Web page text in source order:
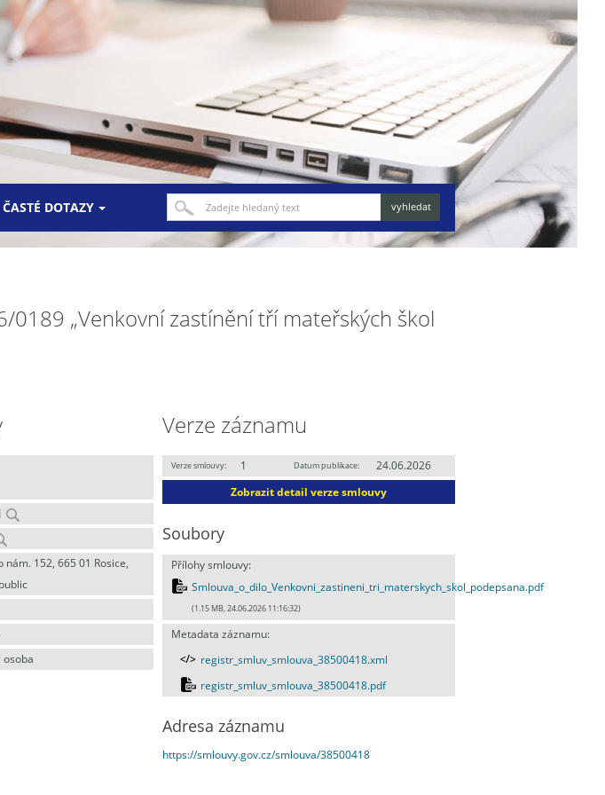
ČASTÉ DOTAZY
„Venkovní zastínění tří mateřských škol
nám. 152, 665 01 Rosice,
osoba
Verze záznamu
Verze smlouvy: 1 Datum publikace:
24.06.2026
Zobrazit detail verze smlouvy
Soubory
Přílohy smlouvy:
Smlouva_o_dilo_Venkovni_zastineni_tri_materskych_skol_podepsana.pdf
(1.15 MB, 24.06.2026 11:16:32)
Metadata záznamu:
registr_smluv_smlouva_38500418.xml
registr_smluv_smlouva_38500418.pdf
Adresa záznamu
https://smlouvy.gov.cz/smlouva/38500418